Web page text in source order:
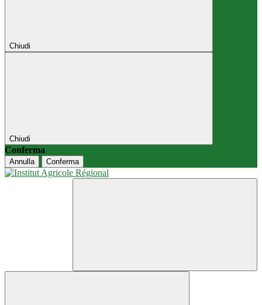
Chiudi
Chiudi
Conferma
Annulla Conferma